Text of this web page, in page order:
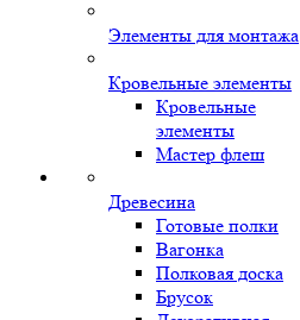
Элементы для монтажа
Кровельные элементы
Кровельные
элементы
Мастер флеш
Древесина
Готовые полки
Вагонка
Полковая доска
Брусок